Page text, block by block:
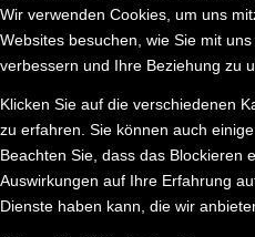
Wir verwenden Cookies, um uns
Websites besuchen, wie Sie mit
verbessern und Ihre Beziehung zu
Klicken Sie auf die verschiedenen
zu erfahren. Sie können auch
Beachten Sie, dass das Blockieren
Auswirkungen auf Ihre Erfahrung
Dienste haben kann, die wir